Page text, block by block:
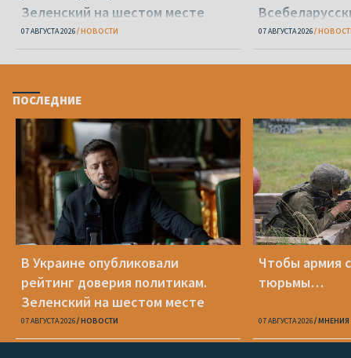
Зеленский на шестом месте
07 АВГУСТА 2026 НОВОСТИ 07 АВГУСТА 2026
ПОСЛЕДНИЕ
В Украине опубликовали
рейтинг доверия политикам.
Зеленский на шестом месте
07 АВГУСТА 2026 НОВОСТИ
Чтобы армия
тюрьмы…
07 АВГУСТА 2026 МНЕНИЯ